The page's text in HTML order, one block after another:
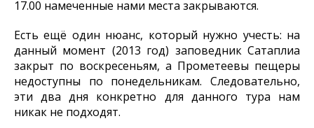
17.00 намеченные нами места закрываются.
Есть ещё один нюанс, который нужно учесть: на
данный момент (2013 год) заповедник Сатаплиа
закрыт по воскресеньям, а Прометеевы пещеры
недоступны по понедельникам. Следовательно,
эти два дня конкретно для данного тура нам
никак не подходят.